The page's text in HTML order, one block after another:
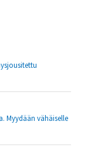
Myydään vähäiselle